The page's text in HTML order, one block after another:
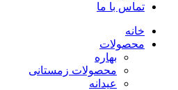
تماس با ما
خانه
محصولات
بهاره
محصولات زمستانی
عیدانه